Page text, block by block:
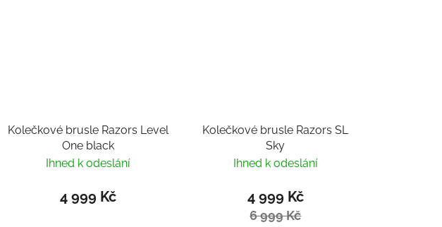
Kolečkové brusle Razors Level
One black
Ihned k odeslání
4 999 Kč
Kolečkové brusle Razors SL
Sky
Ihned k odeslání
4 999 Kč
6 999 Kč